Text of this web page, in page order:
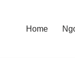
Home